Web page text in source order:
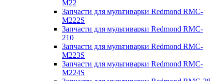
M22
Запчасти для мультиварки Redmond RMC-
M222S
Запчасти для мультиварки Redmond RMC-
210
Запчасти для мультиварки Redmond RMC-
M223S
Запчасти для мультиварки Redmond RMC-
M224S